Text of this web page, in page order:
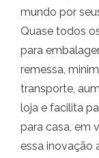
mundo por
Quase todos
para
remessa,
transporte,
loja e facilita
para casa, em
essa inovação